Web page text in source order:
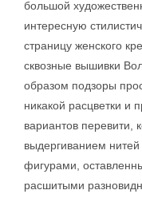
большой
интересную
страницу женского
сквозные вышивки
образом подзоры
никакой расцветки и
вариантов перевити,
выдергиванием
фигурами,
расшитыми